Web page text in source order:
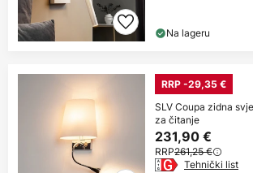
Na lageru
RRP -29,35 €
SLV Coupa zidna
za čitanje
231,90 €
RRP261,25 €
Tehnički list